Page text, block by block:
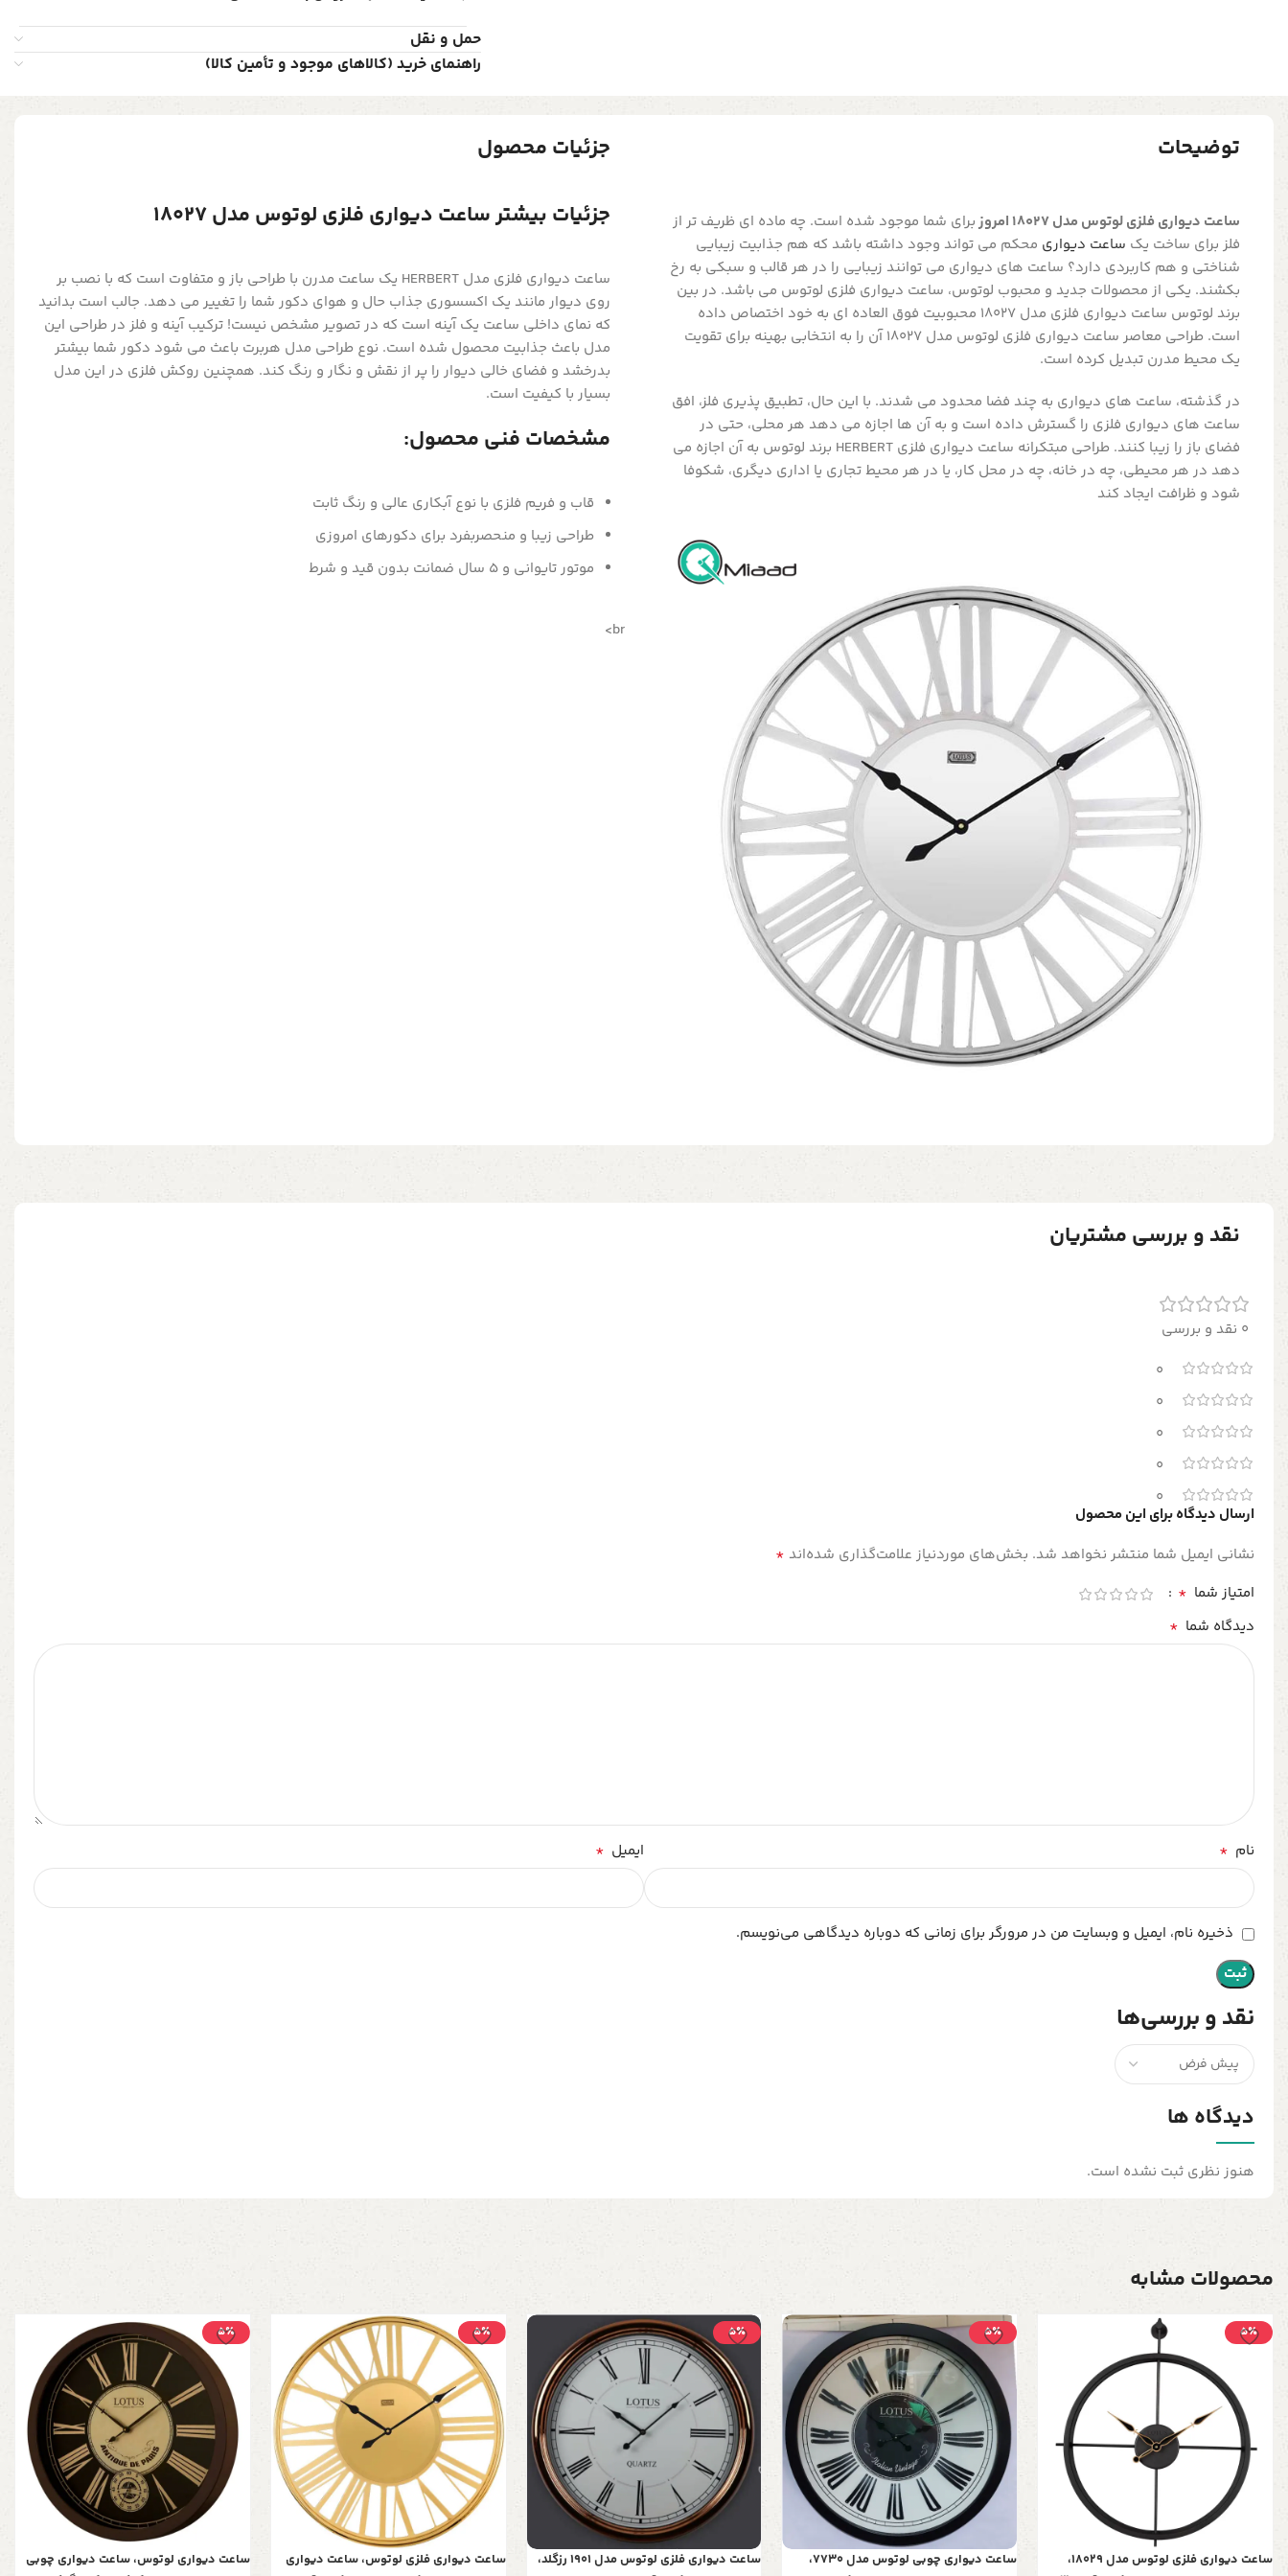
حمل و نقل
راهنمای خرید (کالاهای موجود و تأمین کالا)
توضیحات
ساعت دیواری فلزی لوتوس مدل 18027 امروز
برای شما موجود شده است. چه ماده ای ظریف تر از
فلز برای ساخت یک ساعت دیواری محکم می تواند وجود داشته باشد که هم جذابیت زیبایی
شناختی و هم کاربردی دارد؟ ساعت های دیواری می توانند زیبایی را در هر قالب و سبکی به رخ
بکشند. یکی از محصولات جدید و محبوب لوتوس، ساعت دیواری فلزی لوتوس می باشد. در بین
برند لوتوس ساعت دیواری فلزی مدل 18027 محبوبیت فوق العاده ای به خود اختصاص داده
است. طراحی معاصر ساعت دیواری فلزی لوتوس مدل 18027 آن را به انتخابی بهینه برای تقویت
یک محیط مدرن تبدیل کرده است.
در گذشته، ساعت های دیواری به چند فضا محدود می شدند. با این حال، تطبیق پذیری فلز، افق
ساعت های دیواری فلزی را گسترش داده است و به آن ها اجازه می دهد هر محلی، حتی در
فضای باز را زیبا کنند. طراحی مبتکرانه ساعت دیواری فلزی HERBERT برند لوتوس به آن اجازه می
دهد در هر محیطی، چه در خانه، چه در محل کار، یا در هر محیط تجاری یا اداری دیگری، شکوفا
شود و ظرافت ایجاد کند
جزئیات محصول
جزئیات بیشتر ساعت دیواری فلزی لوتوس مدل 18027
ساعت دیواری فلزی مدل HERBERT یک ساعت مدرن با طراحی باز و متفاوت است که با نصب بر
روی دیوار مانند یک اکسسوری جذاب حال و هوای دکور شما را تغییر می دهد. جالب است بدانید
که نمای داخلی ساعت یک آینه است که در تصویر مشخص نیست! ترکیب آینه و فلز در طراحی این
مدل باعث جذابیت محصول شده است. نوع طراحی مدل هربرت باعث می شود دکور شما بیشتر
بدرخشد و فضای خالی دیوار را پر از نقش و نگار و رنگ کند. همچنین روکش فلزی در این مدل
بسیار با کیفیت است.
مشخصات فنی محصول:
قاب و فریم فلزی با نوع آبکاری عالی و رنگ ثابت
طراحی زیبا و منحصربفرد برای دکورهای امروزی
موتور تایوانی و 5 سال ضمانت بدون قید و شرط
br>
نقد و بررسی مشتریان
0 نقد و بررسی
0
0
0
0
0
نقد و بررسی‌ها
دیدگاه ها
هنوز نظری ثبت نشده است.
ارسال دیدگاه برای این محصول
نشانی ایمیل شما منتشر نخواهد شد. بخش‌های موردنیاز علامت‌گذاری شده‌اند *
امتیاز شما *
دیدگاه شما *
نام * ایمیل *
ذخیره نام، ایمیل و وبسایت من در مرورگر برای زمانی که دوباره دیدگاهی می‌نویسم.
محصولات مشابه
5٪
ساعت دیواری فلزی لوتوس مدل 18029،
5٪
ساعت دیواری چوبی لوتوس مدل 7730،
5٪
ساعت دیواری فلزی لوتوس مدل 1901 رزگلد،
5٪
ساعت دیواری فلزی لوتوس، ساعت دیواری
5٪
ساعت دیواری لوتوس، ساعت دیواری چوبی